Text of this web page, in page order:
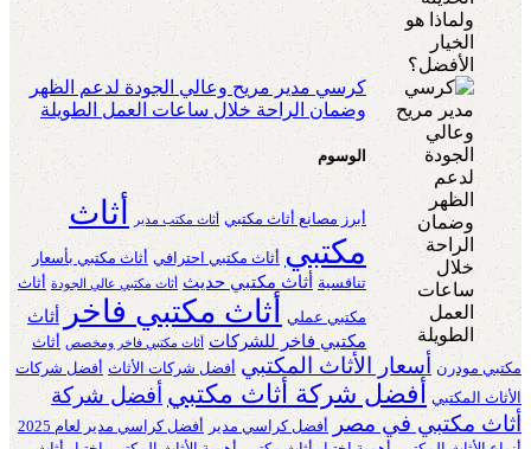
كرسي مدير مريح وعالي الجودة لدعم الظهر
وضمان الراحة خلال ساعات العمل الطويلة
الوسوم
أبرز مصانع أثاث مكتبي أثاث مكتب مدير
أثاث
مكتبي أثاث مكتبي احترافي أثاث مكتبي بأسعار
تنافسية أثاث مكتبي حديث أثاث مكتبي عالي الجودة أثاث
مكتبي عملي
أثاث مكتبي فاخر أثاث
مكتبي فاخر للشركات
أثاث مكتبي فاخر ومخصص أثاث
مكتبي مودرن أسعار الأثاث المكتبي أفضل شركات الأثاث أفضل شركات
الأثاث المكتبي أفضل شركة أثاث مكتبي أفضل شركة
أثاث مكتبي في مصر أفضل كراسي مدير
أفضل كراسي مدير لعام 2025